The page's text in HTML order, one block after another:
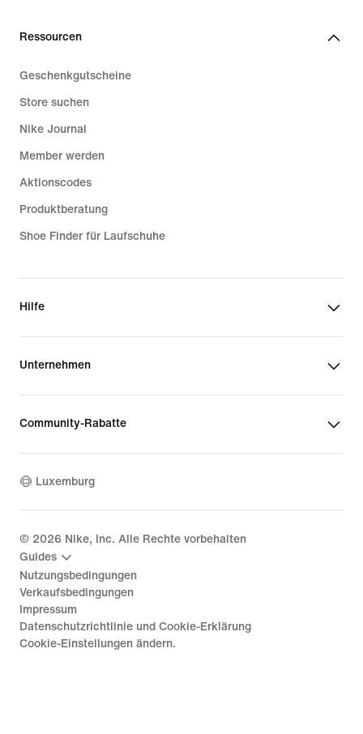
Ressourcen
Geschenkgutscheine
Store suchen
Nike Journal
Member werden
Aktionscodes
Produktberatung
Shoe Finder für Laufschuhe
Hilfe
Unternehmen
Community-Rabatte
Luxemburg
© 2026 Nike, Inc. Alle Rechte vorbehalten
Guides
Nutzungsbedingungen
Verkaufsbedingungen
Impressum
Datenschutzrichtlinie und Cookie-Erklärung
Cookie-Einstellungen ändern.